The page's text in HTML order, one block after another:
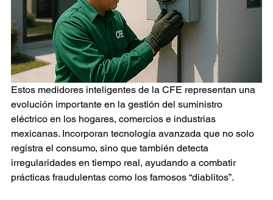
Estos medidores inteligentes de la CFE representan una
evolución importante en la gestión del suministro
eléctrico en los hogares, comercios e industrias
mexicanas. Incorporan tecnología avanzada que no solo
registra el consumo, sino que también detecta
irregularidades en tiempo real, ayudando a combatir
prácticas fraudulentas como los famosos “diablitos”.